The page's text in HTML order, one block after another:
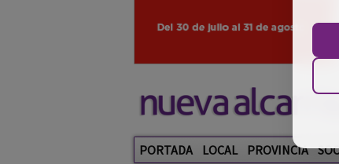
PORTADA LOCAL PROVINCIA
Restaurantes Viajes Salud y Belleza
Consursos VI CERTAMEN